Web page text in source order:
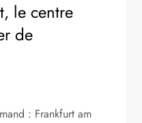
le centre
de
: Frankfurt am